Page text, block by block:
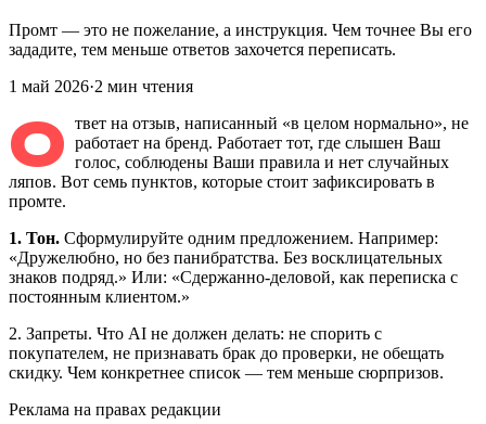
Промт — это не пожелание, а инструкция. Чем точнее Вы его
зададите, тем меньше ответов захочется переписать.
1 май 2026·2 мин чтения
О твет на отзыв, написанный «в целом нормально», не
работает на бренд. Работает тот, где слышен Ваш
голос, соблюдены Ваши правила и нет случайных
ляпов. Вот семь пунктов, которые стоит зафиксировать в
промте.
1. Тон. Сформулируйте одним предложением. Например:
«Дружелюбно, но без панибратства. Без восклицательных
знаков подряд.» Или: «Сдержанно-деловой, как переписка с
постоянным клиентом.»
2. Запреты. Что AI не должен делать: не спорить с
покупателем, не признавать брак до проверки, не обещать
скидку. Чем конкретнее список — тем меньше сюрпризов.
Реклама на правах редакции